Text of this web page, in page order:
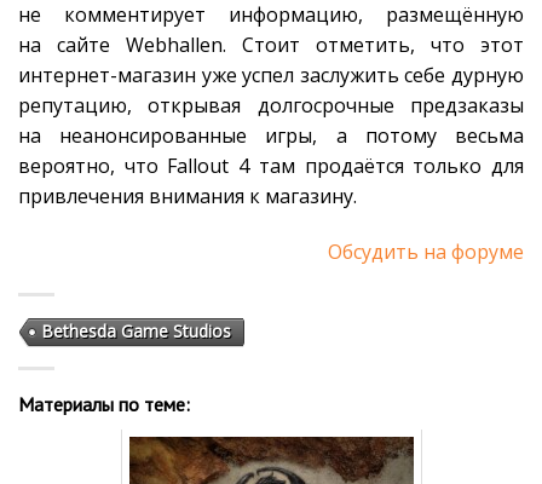
не комментирует информацию, размещённую
на сайте Webhallen. Стоит отметить, что этот
интернет-магазин уже успел заслужить себе дурную
репутацию, открывая долгосрочные предзаказы
на неанонсированные игры, а потому весьма
вероятно, что Fallout 4 там продаётся только для
привлечения внимания к магазину.
Обсудить на форуме
Bethesda Game Studios
Материалы по теме: